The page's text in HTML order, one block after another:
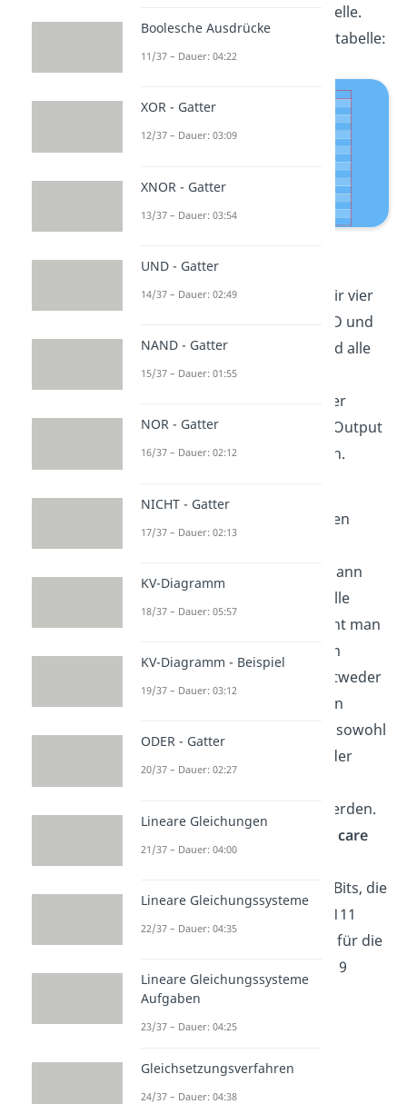
Übung mit einer Wahrheitstabelle.
Wir haben folgende Wahrheitstabelle:
Wie du sehen kannst, haben wir vier
Eingangsvariablen A, B, C und D und
ein Output Y. In der Tabelle sind alle
möglichen
Kombinationsmöglichkeiten der
Variablen aufgetragen. Unser Output
wird uns als dieses vorgegeben.
Besonderheit. In manchen Fällen
Inputkombinationen nie vor. Dann
wird ein x in die Ergebnisstabelle
eingetragen. Diese Terme nennt man
. Sie dürfen im
Prozess der Vereinfachung entweder
als 1 oder auch als 0 angesehen
werden. Das heißt, sie können sowohl
bei der Minterm- als auch bei der
Gruppenbildung verwendet werden.
Ein typisches Beispiel für
don’t care
Zustände
Dezimalzahlen. Diese haben 4 Bits, die
Kombinationen von 1010 bis 1111
werden jedoch nie benutzt, da für die
Kodierung nur die Zahlen 1 bis 9
verwendet werden.
Boolesche Ausdrücke
11/37 – Dauer: 04:22
XOR - Gatter
12/37 – Dauer: 03:09
XNOR - Gatter
13/37 – Dauer: 03:54
UND - Gatter
14/37 – Dauer: 02:49
NAND - Gatter
15/37 – Dauer: 01:55
NOR - Gatter
16/37 – Dauer: 02:12
NICHT - Gatter
17/37 – Dauer: 02:13
KV-Diagramm
18/37 – Dauer: 05:57
KV-Diagramm - Beispiel
19/37 – Dauer: 03:12
ODER - Gatter
20/37 – Dauer: 02:27
Lineare Gleichungen
21/37 – Dauer: 04:00
Lineare Gleichungssysteme
22/37 – Dauer: 04:35
Lineare Gleichungssysteme
Aufgaben
23/37 – Dauer: 04:25
Gleichsetzungsverfahren
24/37 – Dauer: 04:38